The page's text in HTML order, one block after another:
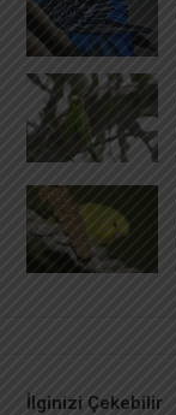
İlginizi Çekebilir